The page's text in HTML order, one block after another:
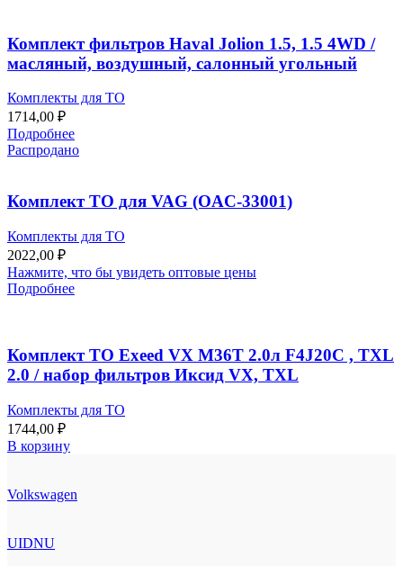
Комплект фильтров Haval Jolion 1.5, 1.5 4WD /
масляный, воздушный, салонный угольный
Комплекты для ТО
1714,00 ₽
Подробнее
Распродано
Комплект ТО для VAG (OAC-33001)
Комплекты для ТО
2022,00 ₽
Нажмите, что бы увидеть оптовые цены
Подробнее
Комплект ТО Exeed VX M36T 2.0л F4J20C , TXL
2.0 / набор фильтров Иксид VX, TXL
Комплекты для ТО
1744,00 ₽
В корзину
Volkswagen
UIDNU